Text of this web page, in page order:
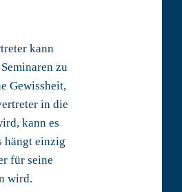
kann
zu
Gewissheit,
in die
kann es
hängt einzig
für seine
wird.